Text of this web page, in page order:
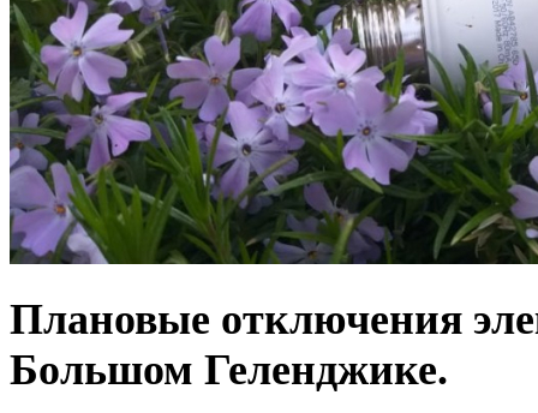
Плановые отключения
Большом Геленджике.